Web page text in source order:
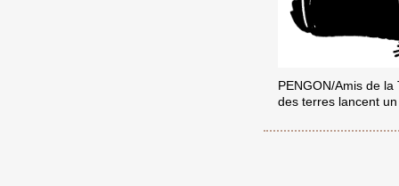
PENGON/Amis de
des terres lancent